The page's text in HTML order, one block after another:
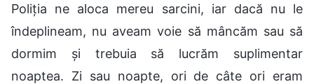
Poliția ne aloca mereu sarcini, iar dacă nu le
îndeplineam, nu aveam voie să mâncăm sau să
dormim și trebuia să lucrăm suplimentar
noaptea. Zi sau noapte, ori de câte ori eram